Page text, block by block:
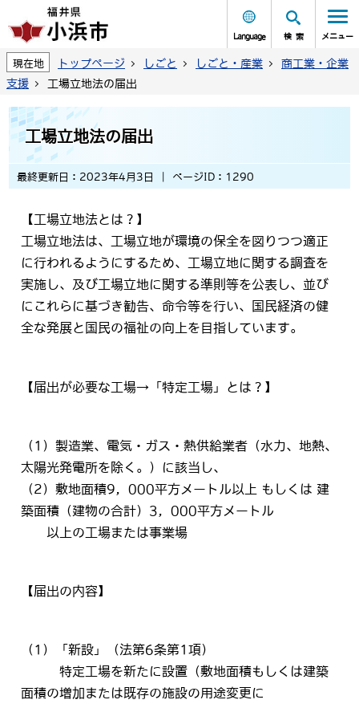
Language 検索 メニュー
現在地 トップページ しごと しごと・産業
商工業・企業
支援
工場立地法の届出
工場立地法の届出
最終更新日：2023年4月3日 ページID：1290
【工場立地法とは？】
工場立地法は、工場立地が環境の保全を図りつつ適正
に行われるようにするため、工場立地に関する調査を
実施し、及び工場立地に関する準則等を公表し、並び
にこれらに基づき勧告、命令等を行い、国民経済の健
全な発展と国民の福祉の向上を目指しています。
【届出が必要な工場→「特定工場」とは？】
（1）製造業、電気・ガス・熱供給業者（水力、地熱、
太陽光発電所を除く。）に該当し、
（2）敷地面積9，000平方メートル以上 もしくは 建
築面積（建物の合計）3，000平方メートル
以上の工場または事業場
【届出の内容】
（1）「新設」（法第6条第1項）
特定工場を新たに設置（敷地面積もしくは建築
面積の増加または既存の施設の用途変更に